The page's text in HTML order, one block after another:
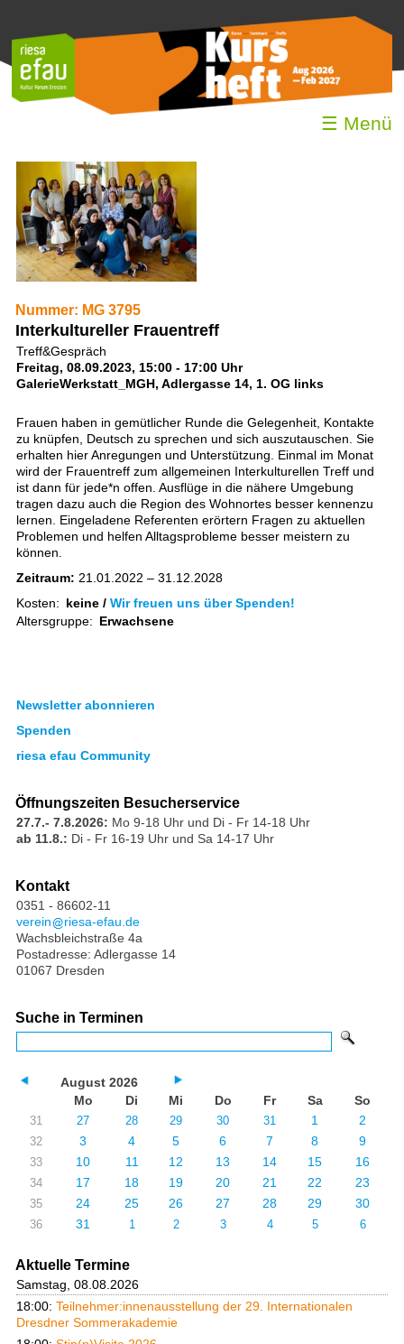
☰ Menü
Nummer: MG 3795
Interkultureller Frauentreff
Treff&Gespräch
Freitag, 08.09.2023, 15:00 - 17:00 Uhr
GalerieWerkstatt_MGH, Adlergasse 14, 1. OG links
Frauen haben in gemütlicher Runde die Gelegenheit, Kontakte
zu knüpfen, Deutsch zu sprechen und sich auszutauschen. Sie
erhalten hier Anregungen und Unterstützung. Einmal im Monat
wird der Frauentreff zum allgemeinen Interkulturellen Treff und
ist dann für jede*n offen. Ausflüge in die nähere Umgebung
tragen dazu auch die Region des Wohnortes besser kennenzu
lernen. Eingeladene Referenten erörtern Fragen zu aktuellen
Problemen und helfen Alltagsprobleme besser meistern zu
können.
Zeitraum: 21.01.2022 – 31.12.2028
Kosten: keine / Wir freuen uns über Spenden!
Altersgruppe: Erwachsene
Newsletter abonnieren
Spenden
riesa efau Community
Öffnungszeiten Besucherservice
27.7.- 7.8.2026: Mo 9-18 Uhr und Di - Fr 14-18 Uhr
ab 11.8.: Di - Fr 16-19 Uhr und Sa 14-17 Uhr
Kontakt
0351 - 86602-11
verein
riesa-efau.de
Wachsbleichstraße 4a
Postadresse: Adlergasse 14
01067 Dresden
Suche in Terminen
August 2026
Mo
Di Mi Do Fr Sa So
31 27 28 29 30 31 1 2
32 3 4 5 6 7 8 9
33 10 11 12 13 14 15 16
34 17 18 19 20 21 22 23
35 24 25 26 27 28 29 30
36 31 1 2 3 4 5 6
Aktuelle Termine
Samstag, 08.08.2026
18:00: Teilnehmer:innenausstellung der 29. Internationalen
Dresdner Sommerakademie